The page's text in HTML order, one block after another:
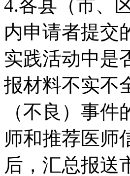
4.各县（市、
内申请者提交
实践活动中是
报材料不实不
（不良）事
师和推荐医师
后，汇总报送